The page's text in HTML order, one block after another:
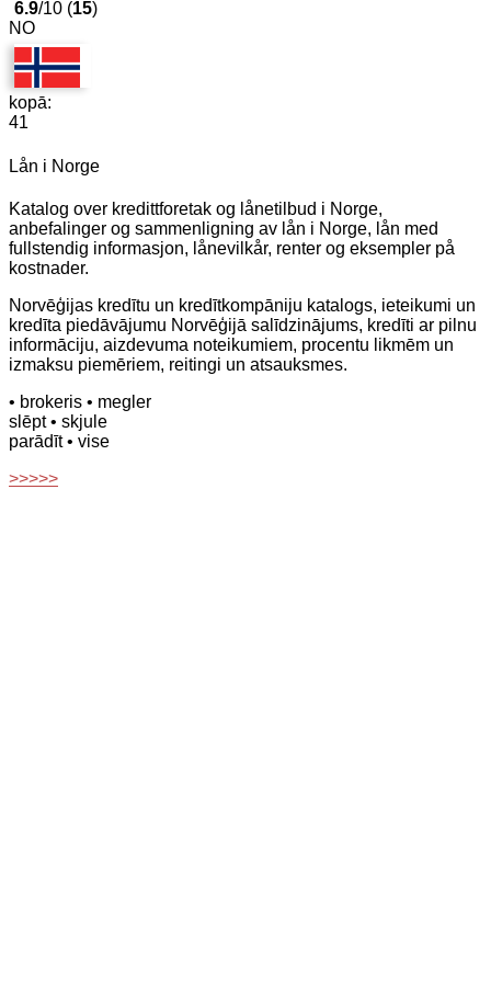
6.9/10 (15)
NO
kopā:
41
Lån i Norge
Katalog over kredittforetak og lånetilbud i Norge,
anbefalinger og sammenligning av lån i Norge, lån med
fullstendig informasjon, lånevilkår, renter og eksempler på
kostnader.
Norvēģijas kredītu un kredītkompāniju katalogs, ieteikumi un
kredīta piedāvājumu Norvēģijā salīdzinājums, kredīti ar pilnu
informāciju, aizdevuma noteikumiem, procentu likmēm un
izmaksu piemēriem, reitingi un atsauksmes.
• brokeris • megler
slēpt• skjule
parādīt• vise
>>>>>